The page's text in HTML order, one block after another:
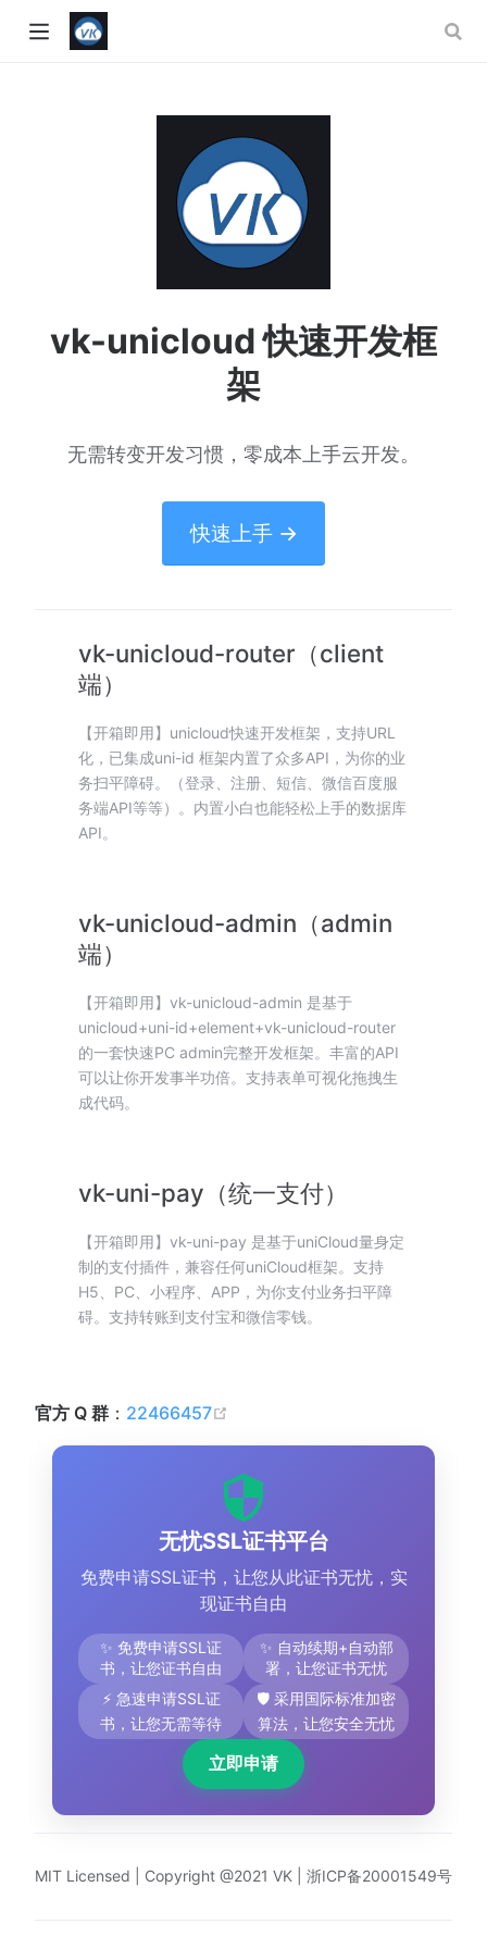
vk-unicloud 快速开发框
架
无需转变开发习惯，零成本上手云开发。
快速上手 →
vk-unicloud-router（client
端）
【开箱即用】unicloud快速开发框架，支持URL
化，已集成uni-id 框架内置了众多API，为你的业
务扫平障碍。（登录、注册、短信、微信百度服
务端API等等）。内置小白也能轻松上手的数据库
API。
vk-unicloud-admin（admin
端）
【开箱即用】vk-unicloud-admin 是基于
unicloud+uni-id+element+vk-unicloud-router
的一套快速PC admin完整开发框架。丰富的API
可以让你开发事半功倍。支持表单可视化拖拽生
成代码。
vk-uni-pay（统一支付）
【开箱即用】vk-uni-pay 是基于uniCloud量身定
制的支付插件，兼容任何uniCloud框架。支持
H5、PC、小程序、APP，为你支付业务扫平障
碍。支持转账到支付宝和微信零钱。
官方 Q 群 ： 22466457
无忧SSL证书平台
免费申请SSL证书，让您从此证书无忧，实
现证书自由
✨ 免费申请SSL证
书，让您证书自由
✨ 自动续期+自动部
署，让您证书无忧
⚡ 急速申请SSL证
书，让您无需等待
🛡️ 采用国际标准加密
算法，让您安全无忧
立即申请
MIT Licensed | Copyright @2021 VK | 浙ICP备20001549号